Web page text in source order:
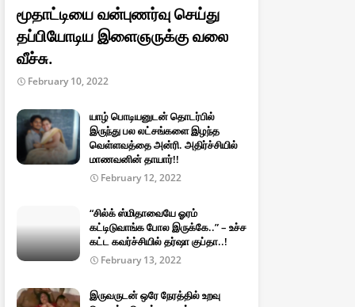
மூதாட்டியை வன்புணர்வு செய்து
தப்பியோடிய இளைஞருக்கு வலை
வீச்சு.
February 10, 2022
யாழ் பொடியனுடன் தொடர்பில்
இருந்து பல லட்சங்களை இழந்த
வெள்ளவத்தை அன்ரி. அதிர்ச்சியில்
மாணவனின் தாயார்!!
February 12, 2022
“சில்க் ஸ்மிதாவையே ஓரம்
கட்டிடுவாங்க போல இருக்கே..” – உச்ச
கட்ட கவர்ச்சியில் தர்ஷா குப்தா..!
February 13, 2022
இருவருடன் ஒரே நேரத்தில் உறவு